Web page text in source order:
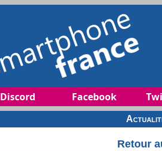
Discord Facebook
Retour